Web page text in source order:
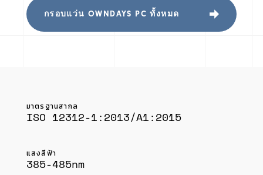
กรอบแว่น OWNDAYS PC ทั้งหมด
มาตรฐานสากล
ISO 12312-1:2013/A1:2015
แสงสีฟ้า
385-485nm